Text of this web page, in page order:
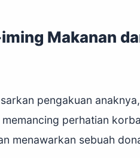
Makanan
pengakuan
perhatian
menawarkan sebuah